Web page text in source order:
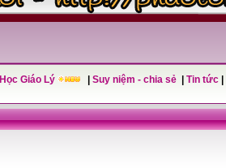
Học Giáo Lý Suy niệm - chia sẻ Tin tức